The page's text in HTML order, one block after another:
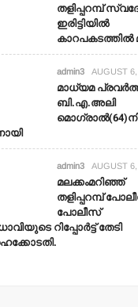
തളിപ്പറമ്പ്
ഇരിട്ടിയില്‍
കാറപകടത്തില്‍
admin3 AUGUST
മാധ്യമ
ബി.എ.അലി
admin3 AUGUST
മലക്കംമറിഞ്ഞ്
തളിപ്പറമ്പ്
പോലീസ്
റിപ്പോര്‍ട്ട് തേടി